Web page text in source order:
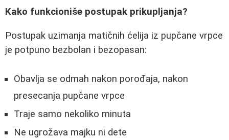
Kako funkcioniše postupak prikupljanja?
Postupak uzimanja matičnih ćelija iz pupčane vrpce
je potpuno bezbolan i bezopasan:
Obavlja se odmah nakon porođaja, nakon
presecanja pupčane vrpce
Traje samo nekoliko minuta
Ne ugrožava majku ni dete